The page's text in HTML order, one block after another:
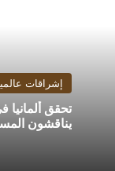
إشراقات
تحقق
يناقشون